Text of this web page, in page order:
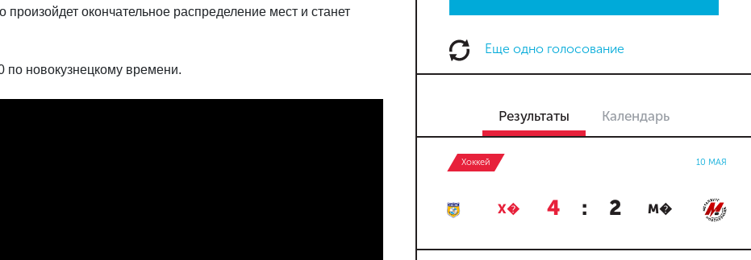
окончательное распределение мест и станет
по новокузнецкому времени.
Еще одно голосование
Результаты Календарь
Хоккей 10 МАЯ
Х� 4 : 2 М�